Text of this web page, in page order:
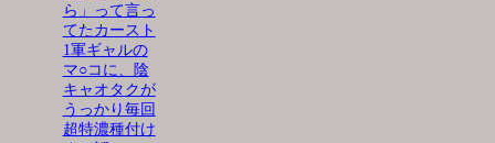
ら」って言っ
てたカースト
1軍ギャルの
マ○コに、陰
キャオタクが
うっかり毎回
超特濃種付け